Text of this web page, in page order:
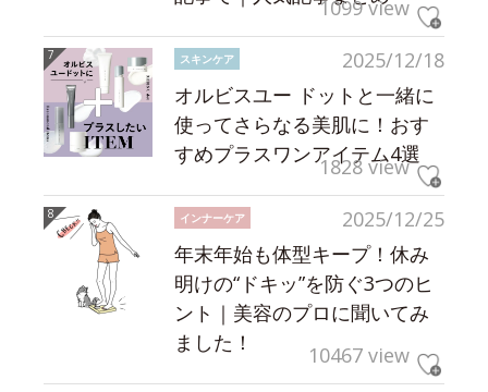
1099 view
2025/12/18
スキンケア
オルビスユー ドットと一緒に
使ってさらなる美肌に！おす
すめプラスワンアイテム4選
1828 view
2025/12/25
インナーケア
年末年始も体型キープ！休み
明けの“ドキッ”を防ぐ3つのヒ
ント｜美容のプロに聞いてみ
ました！
10467 view